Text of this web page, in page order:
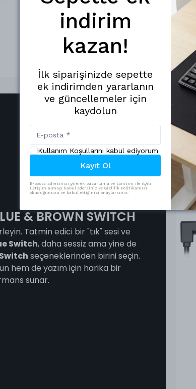
& BROWN SWITCH
Tatmin edici bir "tık" sesi ve
Switch, daha sessiz ama yine de
seçeneklerinden birini seçin.
hem de yazım için harika bir
sunar.
indirim
kazan!
İlk siparişinizde sepette
ek indirimden yararlanın
ve güncellemeler için
kaydolun
Kullanım Koşullarını kabul ediyorum
Kayıt Ol
E-posta adresinizi girerek pazarlama ve tanıtım ile ilgili
iletişim almayı kabul edersiniz ve Gizlilik Politikamızı
okuduğunuzu ve kabul ettiğinizi onaylarsınız.